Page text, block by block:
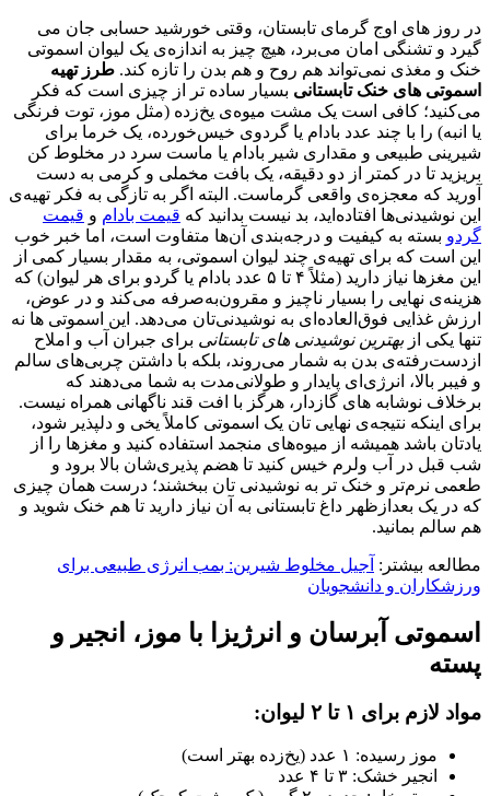
در روز های اوج گرمای تابستان، وقتی خورشید حسابی جان می‌
گیرد و تشنگی امان می‌برد، هیچ‌ چیز به اندازه‌ی یک لیوان اسموتی
خنک و مغذی نمی‌تواند هم روح و هم بدن را تازه کند. طرز تهیه
اسموتی‌ های خنک تابستانی بسیار ساده‌ تر از چیزی است که فکر
می‌کنید؛ کافی است یک مشت میوه‌ی یخ‌زده (مثل موز، توت‌ فرنگی
یا انبه) را با چند عدد بادام یا گردوی خیس‌خورده، یک خرما برای
شیرینی طبیعی و مقداری شیر بادام یا ماست سرد در مخلوط‌ کن
بریزید تا در کمتر از دو دقیقه، یک بافت مخملی و کرمی به دست
آورید که معجزه‌ی واقعی گرماست. البته اگر به تازگی به فکر تهیه‌ی
این نوشیدنی‌ها افتاده‌اید، بد نیست بدانید که قیمت بادام و قیمت
گردو بسته به کیفیت و درجه‌بندی آن‌ها متفاوت است، اما خبر خوب
این است که برای تهیه‌ی چند لیوان اسموتی، به مقدار بسیار کمی از
این مغزها نیاز دارید (مثلاً ۴ تا ۵ عدد بادام یا گردو برای هر لیوان) که
هزینه‌ی نهایی را بسیار ناچیز و مقرون‌به‌صرفه می‌کند و در عوض،
ارزش غذایی فوق‌العاده‌ای به نوشیدنی‌تان می‌دهد. این اسموتی‌ ها نه‌
تنها یکی ازبهترین نوشیدنی‌ های تابستانی برای جبران آب و املاح
ازدست‌رفته‌ی بدن به شمار می‌روند، بلکه با داشتن چربی‌های سالم
و فیبر بالا، انرژی‌ای پایدار و طولانی‌مدت به شما می‌دهند که
برخلاف نوشابه‌ های گازدار، هرگز با افت قند ناگهانی همراه نیست.
برای اینکه نتیجه‌ی نهایی‌ تان یک اسموتی کاملاً یخی و دلپذیر شود،
یادتان باشد همیشه از میوه‌های منجمد استفاده کنید و مغزها را از
شب قبل در آب ولرم خیس کنید تا هضم‌ پذیری‌شان بالا برود و
طعمی نرم‌تر و خنک‌ تر به نوشیدنی‌ تان ببخشند؛ درست همان چیزی
که در یک بعدازظهر داغ تابستانی به آن نیاز دارید تا هم خنک شوید و
هم سالم بمانید.
مطالعه بیشتر: آجیل مخلوط شیرین: بمب انرژی طبیعی برای
ورزشکاران و دانشجویان
اسموتی آبرسان و انرژیزا با موز، انجیر و
پسته
مواد لازم برای ۱ تا ۲ لیوان:
موز رسیده: ۱ عدد (یخ‌زده بهتر است)
انجیر خشک: ۳ تا ۴ عدد